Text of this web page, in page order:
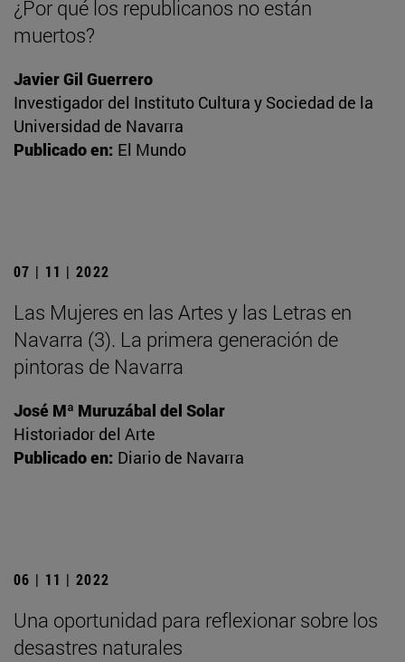
¿Por qué los republicanos no están
muertos?
Javier Gil Guerrero
Investigador del Instituto Cultura y Sociedad de la
Universidad de Navarra
Publicado en: El Mundo
07 | 11 | 2022
Las Mujeres en las Artes y las Letras en
Navarra (3). La primera generación de
pintoras de Navarra
José Mª Muruzábal del Solar
Historiador del Arte
Publicado en: Diario de Navarra
06 | 11 | 2022
Una oportunidad para reflexionar sobre los
desastres naturales